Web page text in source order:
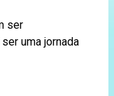
ser
uma jornada